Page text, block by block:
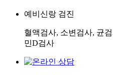
예비신랑 검진
혈액검사, 소변검사, 균
민D검사